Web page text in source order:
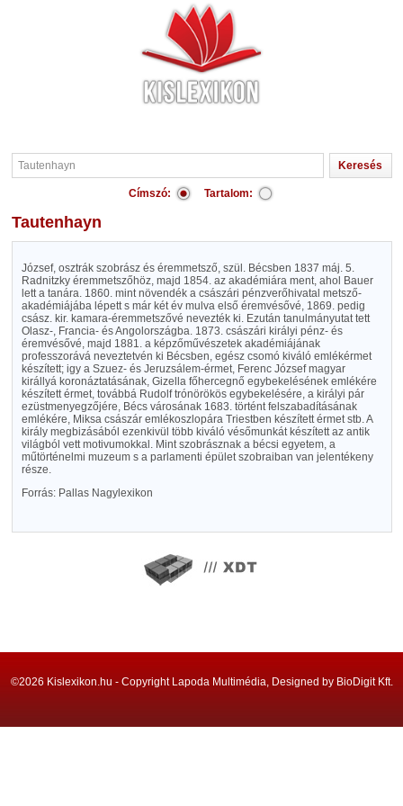
Címszó: Tartalom:
Tautenhayn
József, osztrák szobrász és éremmetsző, szül. Bécsben 1837 máj. 5.
Radnitzky éremmetszőhöz, majd 1854. az akadémiára ment, ahol Bauer
lett a tanára. 1860. mint növendék a császári pénzverőhivatal metsző-
akadémiájába lépett s már két év mulva első éremvésővé, 1869. pedig
csász. kir. kamara-éremmetszővé nevezték ki. Ezután tanulmányutat tett
Olasz-, Francia- és Angolországba. 1873. császári királyi pénz- és
éremvésővé, majd 1881. a képzőművészetek akadémiájának
professzorává neveztetvén ki Bécsben, egész csomó kiváló emlékérmet
készített; igy a Szuez- és Jeruzsálem-érmet, Ferenc József magyar
királlyá koronáztatásának, Gizella főhercegnő egybekelésének emlékére
készített érmet, továbbá Rudolf trónörökös egybekelésére, a királyi pár
ezüstmenyegzőjére, Bécs városának 1683. történt felszabadításának
emlékére, Miksa császár emlékoszlopára Triestben készített érmet stb. A
király megbizásából ezenkivül több kiváló vésőmunkát készített az antik
világból vett motivumokkal. Mint szobrásznak a bécsi egyetem, a
műtörténelmi muzeum s a parlamenti épület szobraiban van jelentékeny
része.
Forrás: Pallas Nagylexikon
©2026 Kislexikon.hu - Copyright Lapoda Multimédia, Designed by BioDigit Kft.